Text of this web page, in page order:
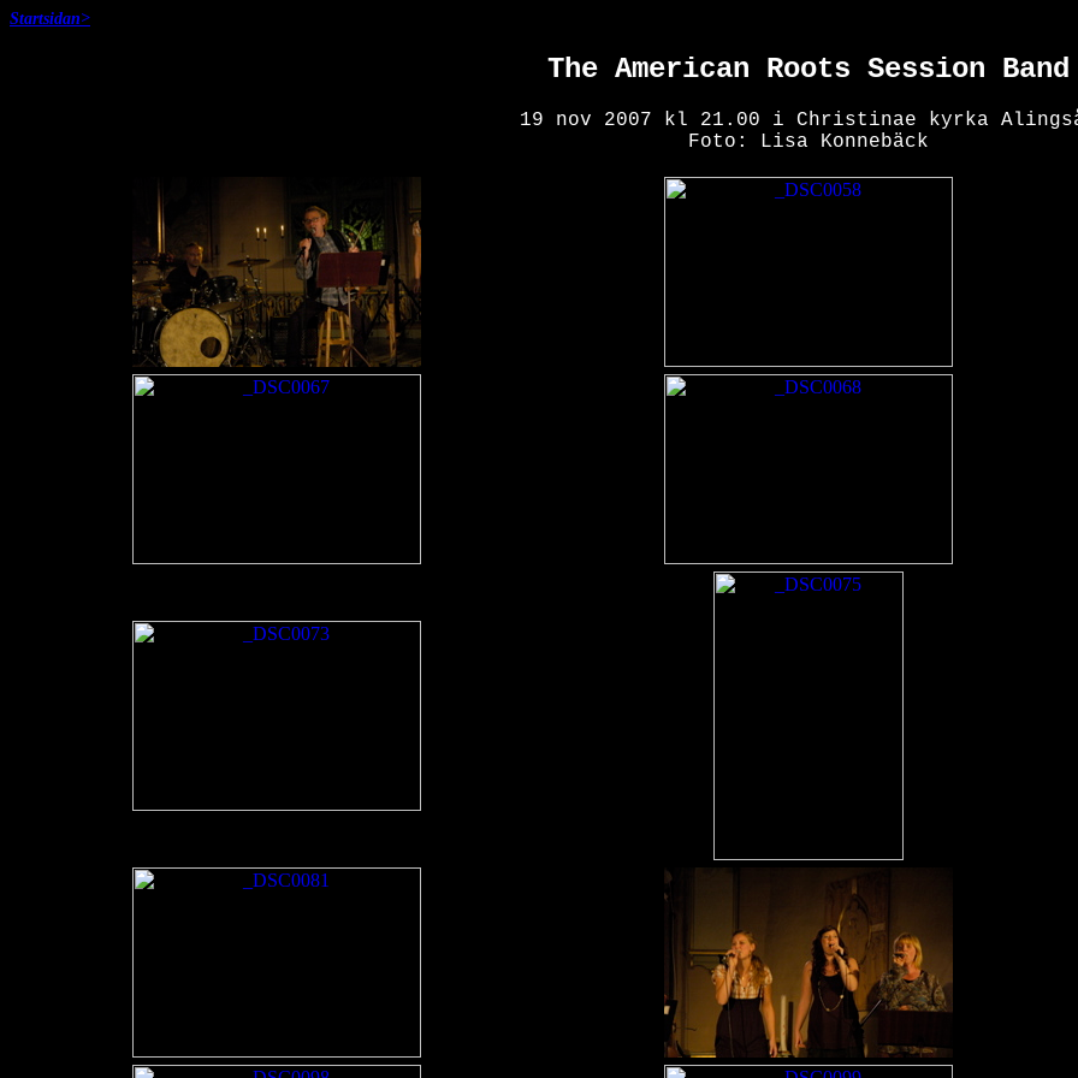
Startsidan>
The American Roots Session Band
19 nov 2007 kl 21.00 i Christinae kyrka
Foto: Lisa Konnebäck